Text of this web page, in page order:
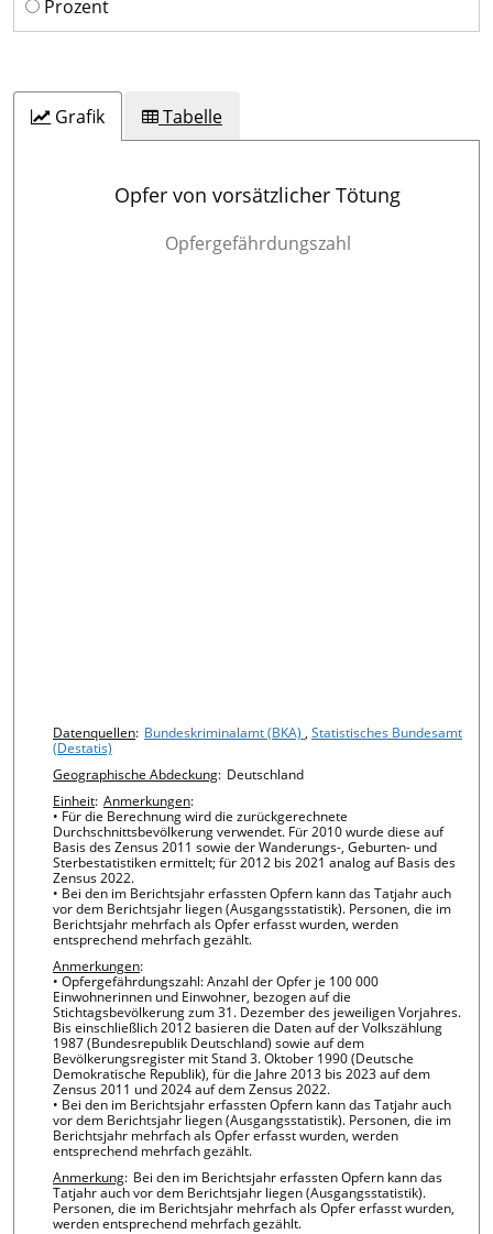
Prozent
Grafik Tabelle
Opfer von vorsätzlicher Tötung
Opfergefährdungszahl
Chart details
Datenquellen: Bundeskriminalamt (BKA) , Statistisches Bundesamt
(Destatis)
Geographische Abdeckung: Deutschland
Einheit: Anmerkungen:
• Für die Berechnung wird die zurückgerechnete
Durchschnittsbevölkerung verwendet. Für 2010 wurde diese auf
Basis des Zensus 2011 sowie der Wanderungs-, Geburten- und
Sterbestatistiken ermittelt; für 2012 bis 2021 analog auf Basis des
Zensus 2022.
• Bei den im Berichtsjahr erfassten Opfern kann das Tatjahr auch
vor dem Berichtsjahr liegen (Ausgangsstatistik). Personen, die im
Berichtsjahr mehrfach als Opfer erfasst wurden, werden
entsprechend mehrfach gezählt.
Anmerkungen:
• Opfergefährdungszahl: Anzahl der Opfer je 100 000
Einwohnerinnen und Einwohner, bezogen auf die
Stichtagsbevölkerung zum 31. Dezember des jeweiligen Vorjahres.
Bis einschließlich 2012 basieren die Daten auf der Volkszählung
1987 (Bundesrepublik Deutschland) sowie auf dem
Bevölkerungsregister mit Stand 3. Oktober 1990 (Deutsche
Demokratische Republik), für die Jahre 2013 bis 2023 auf dem
Zensus 2011 und 2024 auf dem Zensus 2022.
• Bei den im Berichtsjahr erfassten Opfern kann das Tatjahr auch
vor dem Berichtsjahr liegen (Ausgangsstatistik). Personen, die im
Berichtsjahr mehrfach als Opfer erfasst wurden, werden
entsprechend mehrfach gezählt.
Anmerkung: Bei den im Berichtsjahr erfassten Opfern kann das
Tatjahr auch vor dem Berichtsjahr liegen (Ausgangsstatistik).
Personen, die im Berichtsjahr mehrfach als Opfer erfasst wurden,
werden entsprechend mehrfach gezählt.